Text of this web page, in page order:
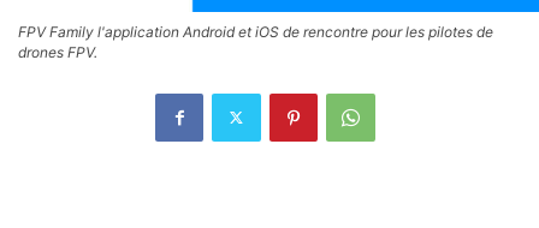
FPV Family l'application Android et iOS de rencontre pour les pilotes de
drones FPV.